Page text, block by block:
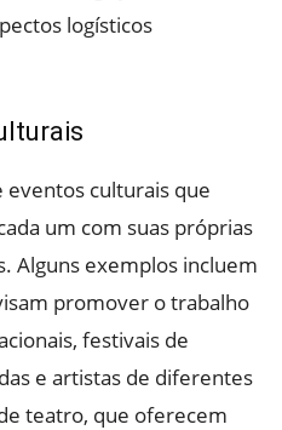
logísticos
eventos culturais que
um com suas próprias
Alguns exemplos incluem
promover o trabalho
festivais de
e artistas de diferentes
teatro, que oferecem